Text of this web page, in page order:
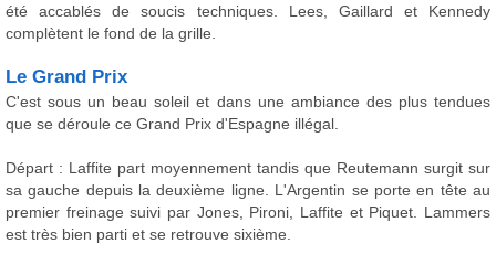
été accablés de soucis techniques. Lees, Gaillard et Kennedy
complètent le fond de la grille.
Le Grand Prix
C'est sous un beau soleil et dans une ambiance des plus tendues
que se déroule ce Grand Prix d'Espagne illégal.
Départ : Laffite part moyennement tandis que Reutemann surgit sur
sa gauche depuis la deuxième ligne. L'Argentin se porte en tête au
premier freinage suivi par Jones, Pironi, Laffite et Piquet. Lammers
est très bien parti et se retrouve sixième.